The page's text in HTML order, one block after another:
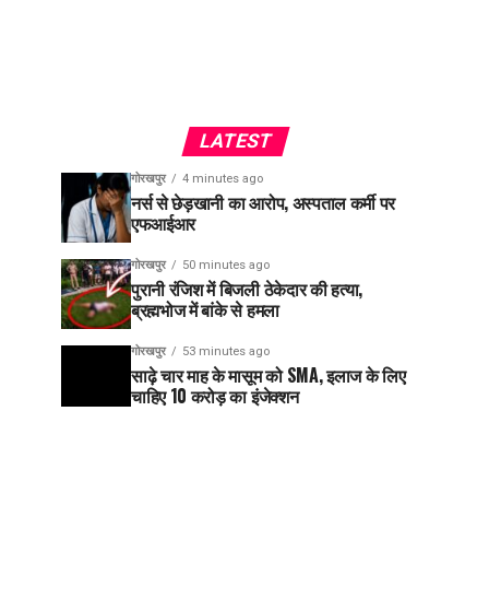
LATEST
गोरखपुर 4 minutes ago
नर्स से छेड़खानी का आरोप, अस्पताल कर्मी पर
एफआईआर
गोरखपुर 50 minutes ago
पुरानी रंजिश में बिजली ठेकेदार की हत्या,
ब्रह्मभोज में बांके से हमला
गोरखपुर 53 minutes ago
साढ़े चार माह के मासूम को SMA, इलाज के लिए
चाहिए 10 करोड़ का इंजेक्शन